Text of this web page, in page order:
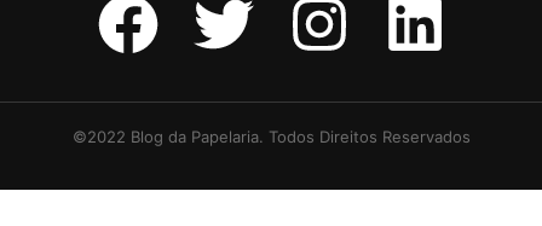
©2022 Blog da Papelaria. Todos Direitos Reservados